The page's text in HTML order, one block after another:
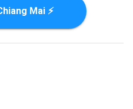
Mai ⚡